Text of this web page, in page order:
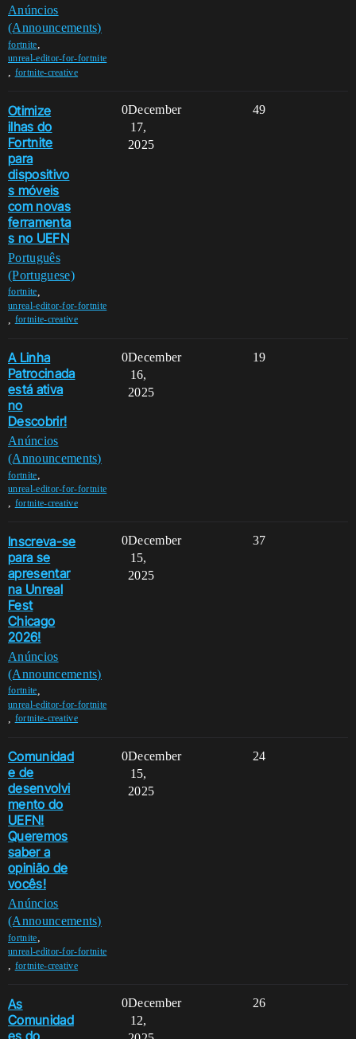
Anúncios
(Announcements)
fortnite,
unreal-editor-for-fortnite
, fortnite-creative
Otimize
ilhas do
Fortnite
para
dispositivo
s móveis
com novas
ferramenta
s no UEFN
Português
(Portuguese)
fortnite
unreal-editor-for-fortnite
fortnite-creative
0 49
December
17,
2025
A Linha
Patrocinada
está ativa
no
Descobrir!
Anúncios
(Announcements)
fortnite,
unreal-editor-for-fortnite
, fortnite-creative
0 19
December
16,
2025
Inscreva-se
para se
apresentar
na Unreal
Fest
Chicago
2026!
Anúncios
(Announcements)
fortnite
unreal-editor-for-fortnite
fortnite-creative
0 37
December
15,
2025
Comunidad
e de
desenvolvi
mento do
UEFN!
Queremos
saber a
opinião de
vocês!
Anúncios
(Announcements)
fortnite,
unreal-editor-for-fortnite
, fortnite-creative
0 24
December
15,
2025
As
Comunidad
es do
0 26
December
12,